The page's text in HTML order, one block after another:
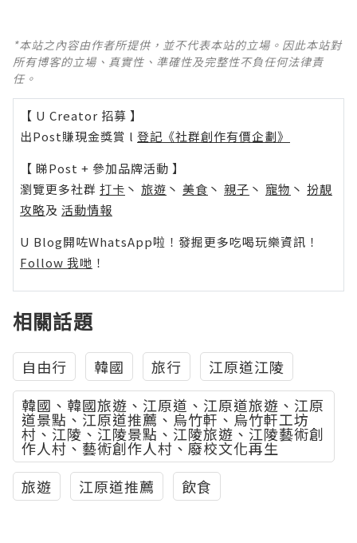
*本站之內容由作者所提供，並不代表本站的立場。因此本站對
所有博客的立場、真實性、準確性及完整性不負任何法律責
任。
【 U Creator 招募 】
出Post賺現金獎賞 l 登記《社群創作有價企劃》
【 睇Post + 參加品牌活動 】
瀏覽更多社群 打卡 丶 旅遊 丶 美食 丶 親子 丶 寵物 丶 扮靚
攻略及 活動情報
U Blog開咗WhatsApp啦！發掘更多吃喝玩樂資訊！
Follow 我哋 ！
相關話題
自由行 韓國 旅行
江原道江陵
韓國、韓國旅遊、江原道、江原道旅遊、江原
道景點、江原道推薦、烏竹軒、烏竹軒工坊
村、江陵、江陵景點、江陵旅遊、江陵藝術創
作人村、藝術創作人村、廢校文化再生
旅遊
江原道推薦 飲食